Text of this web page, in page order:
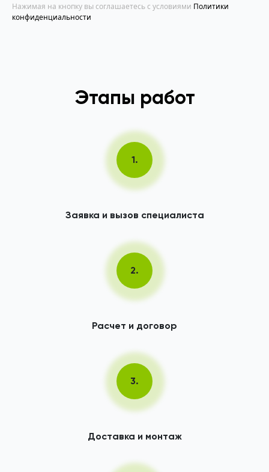
Нажимая на кнопку вы соглашаетесь с условиями Политики
конфиденциальности
Этапы работ
1.
Заявка и вызов специалиста
2.
Расчет и договор
3.
Доставка и монтаж